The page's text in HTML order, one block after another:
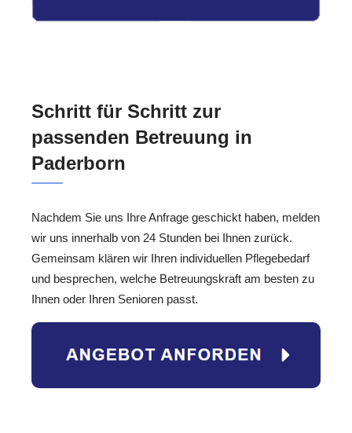
Schritt für Schritt zur
passenden Betreuung in
Paderborn
Nachdem Sie uns Ihre Anfrage geschickt haben, melden
wir uns innerhalb von 24 Stunden bei Ihnen zurück.
Gemeinsam klären wir Ihren individuellen Pflegebedarf
und besprechen, welche Betreuungskraft am besten zu
Ihnen oder Ihren Senioren passt.